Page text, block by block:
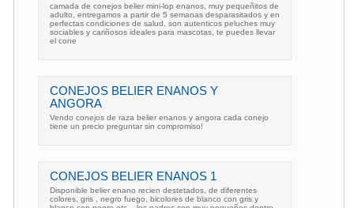
camada de conejos belier mini-lop enanos, muy pequeñitos de
adulto, entregamos a partir de 5 semanas desparasitados y en
perfectas condiciones de salud, son autenticos peluches muy
sociables y cariñosos ideales para mascotas, te puedes llevar
el cone
CONEJOS BELIER ENANOS Y
ANGORA
Vendo conejos de raza belier enanos y angora cada conejo
tiene un precio preguntar sin compromiso!
CONEJOS BELIER ENANOS 1
Disponible belier enano recien destetados, de diferentes
colores, gris , negro fuego, bicolores de blanco con gris y